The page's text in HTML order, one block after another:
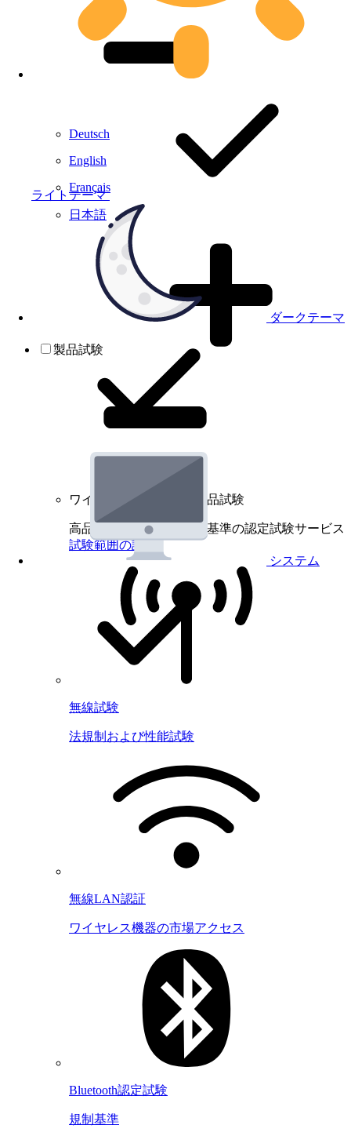
ライトテーマ
ダークテーマ
システム
Deutsch
English
Français
日本語
製品試験
ワイヤレスデバイスの製品試験
高品質規格に基づく国際基準の認定試験サービス
試験範囲の詳細
無線試験
法規制および性能試験
無線LAN認証
ワイヤレス機器の市場アクセス
Bluetooth認定試験
規制基準